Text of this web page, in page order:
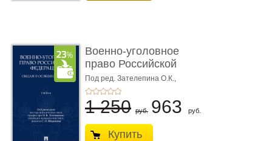
Военно-уголовное
право Российской
Федерации. � ...
Под ред. Зателепина О.К.,
Шарапова С.Н.
1 250 руб. 963 руб.
Купить